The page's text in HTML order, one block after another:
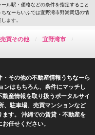
ル駅・価格などの条件を指定すること
なーらいふでは宜野湾市野嵩周辺の情
ます。
売買その他
宜野湾市
その他の不動産情報うちなーら
ンはもちろん、条件にマッチし
産情報を取り扱うポータルサイ
、駐車場、売買マンションなど
す。 沖縄での賃貸・不動産を
任せください。